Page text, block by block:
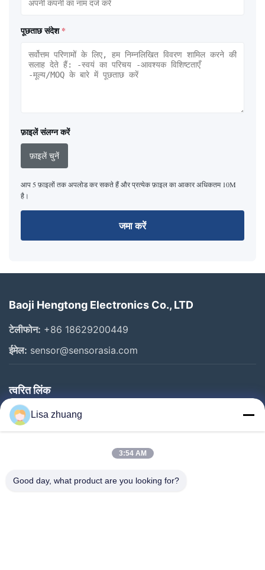
पूछताछ संदेश *
फ़ाइलें संलग्न करें
फ़ाइलें चुनें
आप 5 फ़ाइलों तक अपलोड कर सकते हैं और प्रत्येक फ़ाइल का आकार अधिकतम 10M
है।
जमा करें
Baoji Hengtong Electronics Co., LTD
टेलीफोन: +86 18629200449
ईमेल: sensor@sensorasia.com
त्वरित लिंक
घर
उत्पादों
हमारे बारे में
Lisa zhuang
3:54 AM
Good day, what product are you looking for?